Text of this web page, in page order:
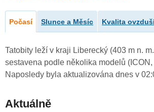
Počasí Slunce a Měsíc Kvalita
Tatobity leží v kraji Liberecký (403 m n.
sestavena podle několika modelů
Naposledy byla aktualizována dnes v
Aktuálně